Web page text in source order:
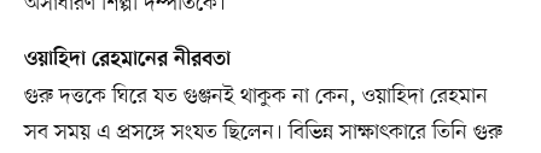
ওয়াহিদা রেহমানের নীরবতা
গুরু দত্তকে ঘিরে যত গুঞ্জনই থাকুক না কেন, ওয়াহিদা রেহমান
সব সময় এ প্রসঙ্গে সংযত ছিলেন। বিভিন্ন সাক্ষাৎকারে তিনি গুরু